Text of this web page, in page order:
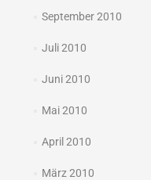
September 2010
Juli 2010
Juni 2010
Mai 2010
April 2010
März 2010